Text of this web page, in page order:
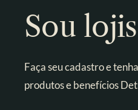
Sou
Faça seu cadastro e
produtos e benefícios